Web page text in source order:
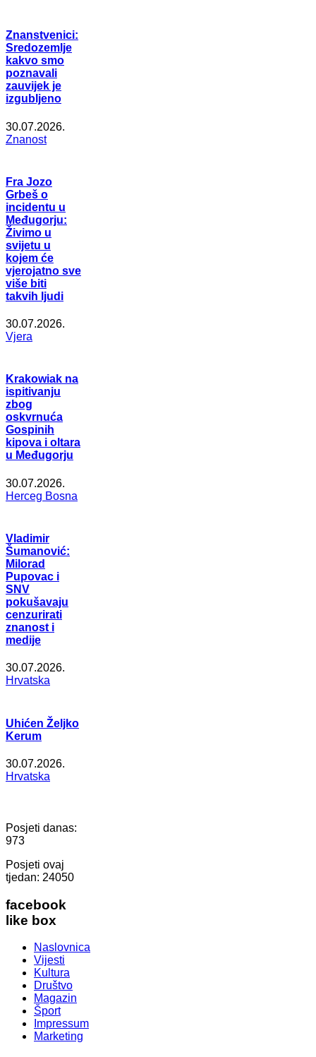
Znanstvenici:
Sredozemlje
kakvo smo
poznavali
zauvijek je
izgubljeno
30.07.2026.
Znanost
Fra Jozo
Grbeš o
incidentu u
Međugorju:
Živimo u
svijetu u
kojem će
vjerojatno sve
više biti
takvih ljudi
30.07.2026.
Vjera
Krakowiak na
ispitivanju
zbog
oskvrnuća
Gospinih
kipova i oltara
u Međugorju
30.07.2026.
Herceg Bosna
Vladimir
Šumanović:
Milorad
Pupovac i
SNV
pokušavaju
cenzurirati
znanost i
medije
30.07.2026.
Hrvatska
Uhićen Željko
Kerum
30.07.2026.
Hrvatska
Posjeti danas:
973
Posjeti ovaj
tjedan: 24050
facebook
like box
Naslovnica
Vijesti
Kultura
Društvo
Magazin
Šport
Impressum
Marketing